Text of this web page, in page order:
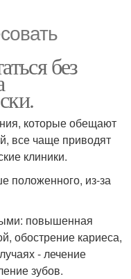
без
которые обещают
все чаще приводят
клиники.
положенного, из-за
повышенная
обострение кариеса,
- лечение
зубов.